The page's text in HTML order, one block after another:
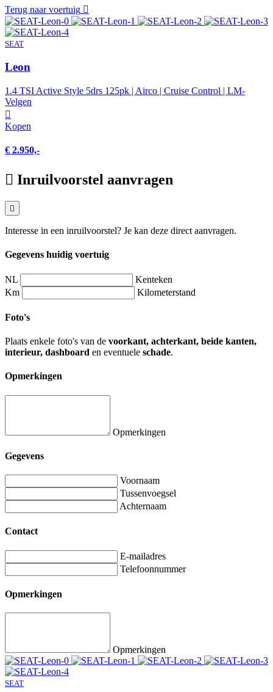
Terug naar voertuig
SEAT
Leon
1.4 TSI Active Style 5drs 125pk | Airco | Cruise Control | LM-
Velgen
Kopen
€ 2.950,-
Inruilvoorstel aanvragen
Interesse in een inruilvoorstel? Je kan deze direct aanvragen.
Gegevens huidig voertuig
NL
Kenteken
Km
Kilometerstand
Foto's
Plaats enkele foto's van de voorkant, achterkant, beide kanten,
interieur, dashboard en eventuele schade.
Opmerkingen
Opmerkingen
Gegevens
Voornaam
Tussenvoegsel
Achternaam
Contact
E-mailadres
Telefoonnummer
Opmerkingen
Opmerkingen
SEAT